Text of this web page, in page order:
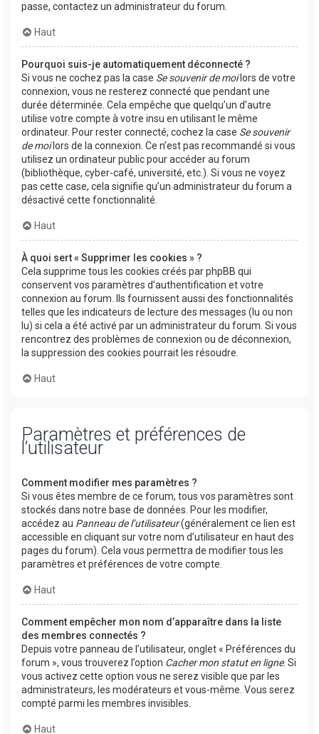
passe, contactez un administrateur du forum.
Haut
Pourquoi suis-je automatiquement déconnecté ?
Si vous ne cochez pas la case Se souvenir de moilors de votre
connexion, vous ne resterez connecté que pendant une
durée déterminée. Cela empêche que quelqu’un d’autre
utilise votre compte à votre insu en utilisant le même
ordinateur. Pour rester connecté, cochez la case Se souvenir
de moilors de la connexion. Ce n’est pas recommandé si vous
utilisez un ordinateur public pour accéder au forum
(bibliothèque, cyber-café, université, etc.). Si vous ne voyez
pas cette case, cela signifie qu’un administrateur du forum a
désactivé cette fonctionnalité.
Haut
À quoi sert « Supprimer les cookies » ?
Cela supprime tous les cookies créés par phpBB qui
conservent vos paramètres d’authentification et votre
connexion au forum. Ils fournissent aussi des fonctionnalités
telles que les indicateurs de lecture des messages (lu ou non
lu) si cela a été activé par un administrateur du forum. Si vous
rencontrez des problèmes de connexion ou de déconnexion,
la suppression des cookies pourrait les résoudre.
Haut
Paramètres et préférences de
l’utilisateur
Comment modifier mes paramètres ?
Si vous êtes membre de ce forum, tous vos paramètres sont
stockés dans notre base de données. Pour les modifier,
accédez au Panneau de l’utilisateur(généralement ce lien est
accessible en cliquant sur votre nom d’utilisateur en haut des
pages du forum). Cela vous permettra de modifier tous les
paramètres et préférences de votre compte.
Haut
Comment empêcher mon nom d’apparaître dans la liste
des membres connectés ?
Depuis votre panneau de l’utilisateur, onglet « Préférences du
forum », vous trouverez l’option Cacher mon statut en ligne. Si
vous activez cette option vous ne serez visible que par les
administrateurs, les modérateurs et vous-même. Vous serez
compté parmi les membres invisibles.
Haut